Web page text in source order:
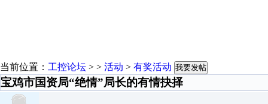
当前位置： 工控论坛 > > 活动 > 有奖活动 我要发帖
宝鸡市国资局“绝情”局长的有情抉择